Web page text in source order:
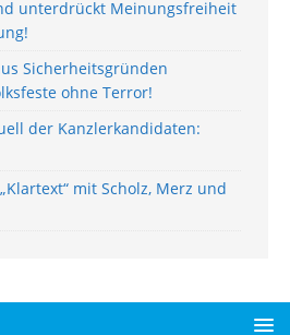
unterdrückt Meinungsfreiheit
Sicherheitsgründen
ohne Terror!
der Kanzlerkandidaten:
mit Scholz, Merz und